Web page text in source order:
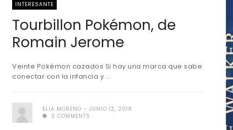
INTERESANTE
Tourbillon Pokémon, de
Romain Jerome
Veinte Pokémon cazados Si hay una marca que sabe
conectar con la infancia y ...
ELIA MORENO
JUNIO 13, 2018
0 COMMENTS